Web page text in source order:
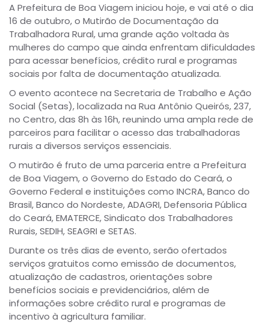
A Prefeitura de Boa Viagem iniciou hoje, e vai até o dia
16 de outubro, o Mutirão de Documentação da
Trabalhadora Rural, uma grande ação voltada às
mulheres do campo que ainda enfrentam dificuldades
para acessar benefícios, crédito rural e programas
sociais por falta de documentação atualizada.
O evento acontece na Secretaria de Trabalho e Ação
Social (Setas), localizada na Rua Antônio Queirós, 237,
no Centro, das 8h às 16h, reunindo uma ampla rede de
parceiros para facilitar o acesso das trabalhadoras
rurais a diversos serviços essenciais.
O mutirão é fruto de uma parceria entre a Prefeitura
de Boa Viagem, o Governo do Estado do Ceará, o
Governo Federal e instituições como INCRA, Banco do
Brasil, Banco do Nordeste, ADAGRI, Defensoria Pública
do Ceará, EMATERCE, Sindicato dos Trabalhadores
Rurais, SEDIH, SEAGRI e SETAS.
Durante os três dias de evento, serão ofertados
serviços gratuitos como emissão de documentos,
atualização de cadastros, orientações sobre
benefícios sociais e previdenciários, além de
informações sobre crédito rural e programas de
incentivo à agricultura familiar.